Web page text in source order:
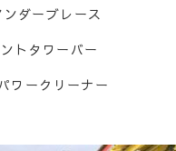
ダーブレース
トタワーバー
ワークリーナー